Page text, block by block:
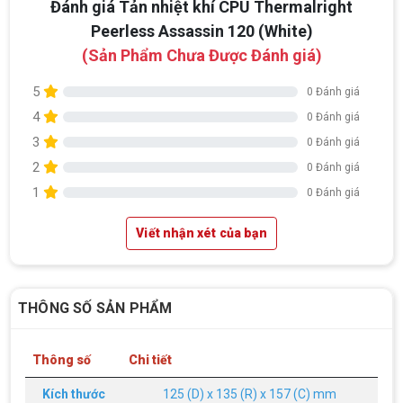
Đánh giá Tản nhiệt khí CPU Thermalright
Peerless Assassin 120 (White)
(Sản Phẩm Chưa Được Đánh giá)
5 0 Đánh giá
4 0 Đánh giá
3 0 Đánh giá
2 0 Đánh giá
1 0 Đánh giá
Viết nhận xét của bạn
THÔNG SỐ SẢN PHẨM
Thông số Chi tiết
Kích thước
125 (D) x 135 (R) x 157 (C) mm